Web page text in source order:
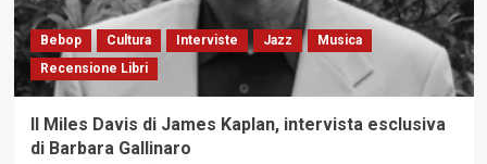
di
Gabriele
Guglielmi.
Intervista
Bebop Cultura Interviste Jazz
Musica
Recensione Libri
Il Miles Davis di James Kaplan, intervista esclusiva
di Barbara Gallinaro